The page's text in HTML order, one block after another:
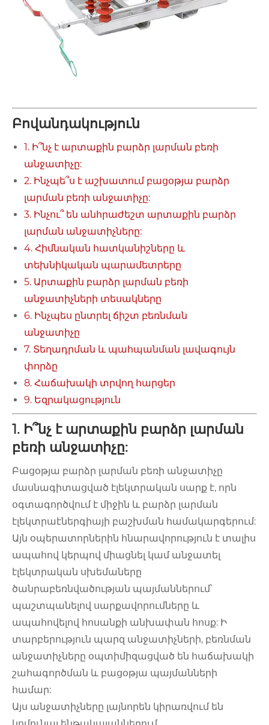
Բովանդակություն
1. Ի՞նչ է արտաքին բարձր լարման բեռի
անջատիչը:
2. Ինչպե՞ս է աշխատում բացօթյա բարձր
լարման բեռի անջատիչը:
3. Ինչու՞ են անհրաժեշտ արտաքին բարձր
լարման անջատիչները:
4. Հիմնական հատկանիշները և
տեխնիկական պարամետրերը
5. Արտաքին բարձր լարման բեռի
անջատիչների տեսակները
6. Ինչպես ընտրել ճիշտ բեռնման
անջատիչը
7. Տեղադրման և պահպանման լավագույն
փորձը
8. Հաճախակի տրվող հարցեր
9. Եզրակացություն
1. Ի՞նչ է արտաքին բարձր լարման
բեռի անջատիչը:
Բացօթյա բարձր լարման բեռի անջատիչը
մասնագիտացված էլեկտրական սարք է, որն
օգտագործվում է միջին և բարձր լարման
էլեկտրաէներգիայի բաշխման համակարգերում:
Այն օպերատորներին հնարավորություն է տալիս
ապահով կերպով միացնել կամ անջատել
էլեկտրական սխեմաները
ծանրաբեռնվածության պայմաններում՝
պաշտպանելով սարքավորումները և
ապահովելով հոսանքի անխափան հոսք: Ի
տարբերություն պարզ անջատիչների, բեռնման
անջատիչները օպտիմիզացված են հաճախակի
շահագործման և բացօթյա պայմանների
համար:
Այս անջատիչները լայնորեն կիրառվում են